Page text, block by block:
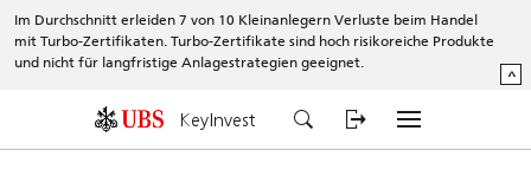
Im Durchschnitt erleiden 7 von 10 Kleinanlegern Verluste beim Handel
mit Turbo-Zertifikaten. Turbo-Zertifikate sind hoch risikoreiche Produkte
und nicht für langfristige Anlagestrategien geeignet.
^
KeyInvest